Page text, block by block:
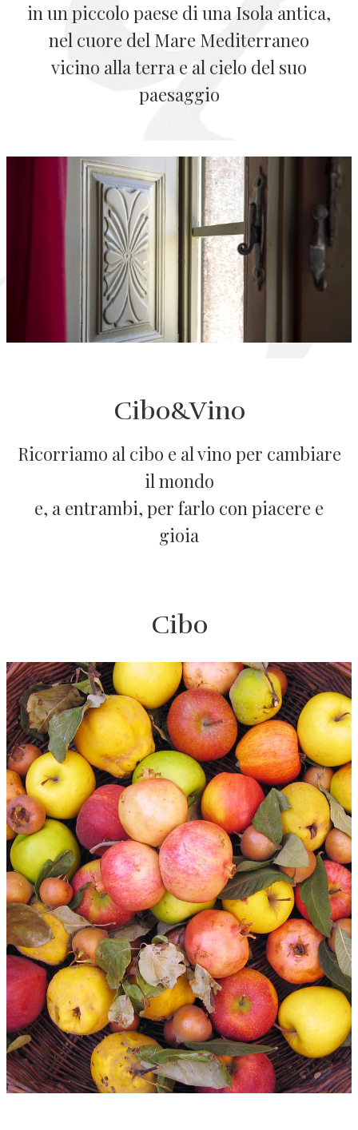
in un piccolo paese di una Isola antica,
nel cuore del Mare Mediterraneo
vicino alla terra e al cielo del suo
paesaggio
Cibo&Vino
Ricorriamo al cibo e al vino per cambiare
il mondo
e, a entrambi, per farlo con piacere e
gioia
Cibo